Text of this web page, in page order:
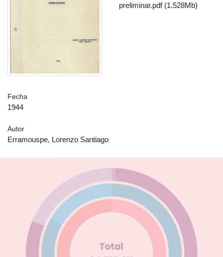
preliminar.pdf (1.528Mb)
Fecha
1944
Autor
Erramouspe, Lorenzo Santiago